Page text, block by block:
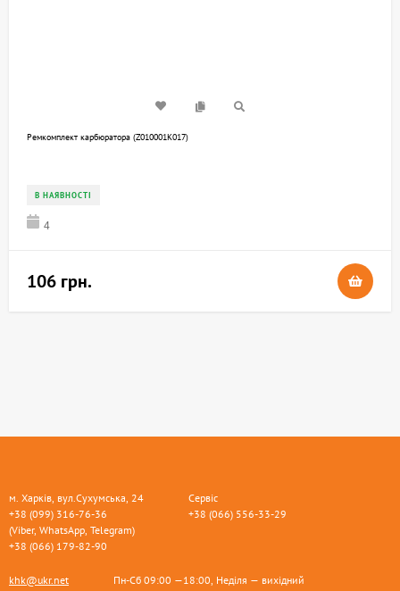
Ремкомплект карбюратора (Z010001K017)
В НАЯВНОСТІ
4
106 грн.
м. Харків, вул.Сухумська, 24
+38 (099) 316-76-36
(Viber, WhatsApp, Telegram)
+38 (066) 179-82-90
Сервіс
+38 (066) 556-33-29
khk@ukr.net Пн-Сб 09:00 —18:00, Неділя — вихідний